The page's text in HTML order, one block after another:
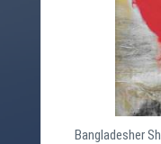
Bangladesher